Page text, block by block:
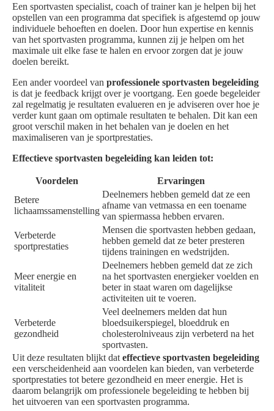
Een sportvasten specialist, coach of trainer kan je helpen bij het
opstellen van een programma dat specifiek is afgestemd op jouw
individuele behoeften en doelen. Door hun expertise en kennis
van het sportvasten programma, kunnen zij je helpen om het
maximale uit elke fase te halen en ervoor zorgen dat je jouw
doelen bereikt.
Een ander voordeel van professionele sportvasten begeleiding
is dat je feedback krijgt over je voortgang. Een goede begeleider
zal regelmatig je resultaten evalueren en je adviseren over hoe je
verder kunt gaan om optimale resultaten te behalen. Dit kan een
groot verschil maken in het behalen van je doelen en het
maximaliseren van je sportprestaties.
Effectieve sportvasten begeleiding kan leiden tot:
Voordelen
Ervaringen
Betere
lichaamssamenstelling
Deelnemers hebben gemeld dat ze een
afname van vetmassa en een toename
van spiermassa hebben ervaren.
Verbeterde
sportprestaties
Mensen die sportvasten hebben gedaan,
hebben gemeld dat ze beter presteren
tijdens trainingen en wedstrijden.
Meer energie en
vitaliteit
Deelnemers hebben gemeld dat ze zich
na het sportvasten energieker voelden en
beter in staat waren om dagelijkse
activiteiten uit te voeren.
Verbeterde
gezondheid
Veel deelnemers melden dat hun
bloedsuikerspiegel, bloeddruk en
cholesterolniveaus zijn verbeterd na het
sportvasten.
Uit deze resultaten blijkt dat effectieve sportvasten begeleiding
een verscheidenheid aan voordelen kan bieden, van verbeterde
sportprestaties tot betere gezondheid en meer energie. Het is
daarom belangrijk om professionele begeleiding te hebben bij
het uitvoeren van een sportvasten programma.